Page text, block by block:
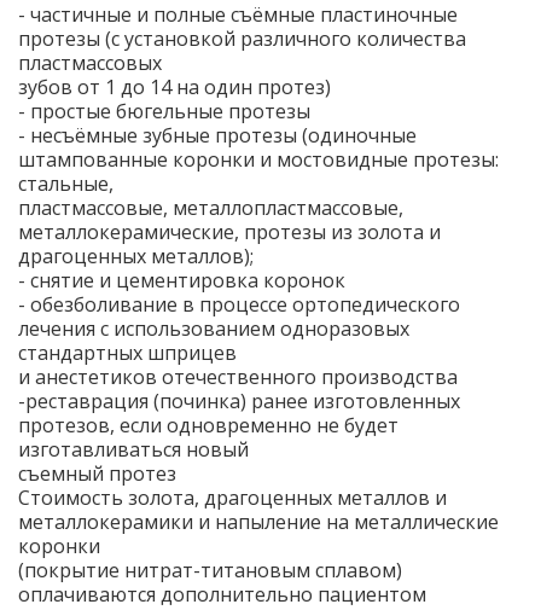
- частичные и полные съёмные пластиночные
протезы (с установкой различного количества
пластмассовых
зубов от 1 до 14 на один протез)
- простые бюгельные протезы
- несъёмные зубные протезы (одиночные
штампованные коронки и мостовидные протезы:
стальные,
пластмассовые, металлопластмассовые,
металлокерамические, протезы из золота и
драгоценных металлов);
- снятие и цементировка коронок
- обезболивание в процессе ортопедического
лечения с использованием одноразовых
стандартных шприцев
и анестетиков отечественного производства
-реставрация (починка) ранее изготовленных
протезов, если одновременно не будет
изготавливаться новый
съемный протез
Стоимость золота, драгоценных металлов и
металлокерамики и напыление на металлические
коронки
(покрытие нитрат-титановым сплавом)
оплачиваются дополнительно пациентом